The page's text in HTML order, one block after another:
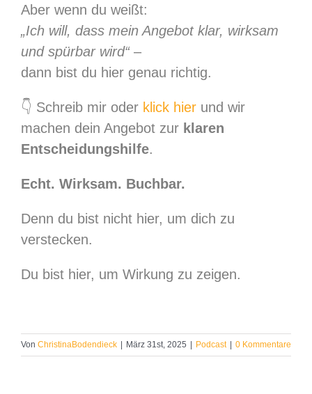
Aber wenn du weißt:
„Ich will, dass mein Angebot klar, wirksam
und spürbar wird“–
dann bist du hier genau richtig.
👇 Schreib mir oder klick hier und wir
machen dein Angebot zur klaren
Entscheidungshilfe.
Echt. Wirksam. Buchbar.
Denn du bist nicht hier, um dich zu
verstecken.
Du bist hier, um Wirkung zu zeigen.
Von ChristinaBodendieck | März 31st, 2025 | Podcast | 0 Kommentare